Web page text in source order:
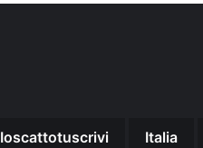
Ioscattotuscrivi Italia